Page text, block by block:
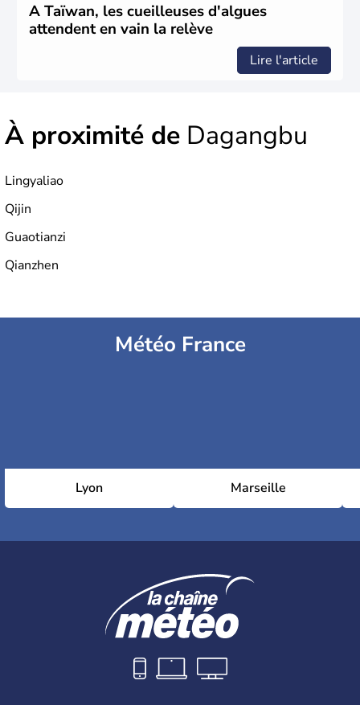
A Taïwan, les cueilleuses d'algues
attendent en vain la relève
Lire l'article
À proximité de Dagangbu
Lingyaliao
Qijin
Guaotianzi
Qianzhen
Météo France
Lyon Marseille